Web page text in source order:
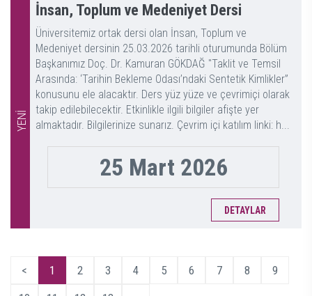
YENİ
İnsan, Toplum ve Medeniyet Dersi
Üniversitemiz ortak dersi olan İnsan, Toplum ve
Medeniyet dersinin 25.03.2026 tarihli oturumunda Bölüm
Başkanımız Doç. Dr. Kamuran GÖKDAĞ "Taklit ve Temsil
Arasında: ‘Tarihin Bekleme Odası’ndaki Sentetik Kimlikler”
konusunu ele alacaktır. Ders yüz yüze ve çevrimiçi olarak
takip edilebilecektir. Etkinlikle ilgili bilgiler afişte yer
almaktadır. Bilgilerinize sunarız. Çevrim içi katılım linki: h...
25 Mart 2026
DETAYLAR
< 1 2 3 4 5 6 7 8
9